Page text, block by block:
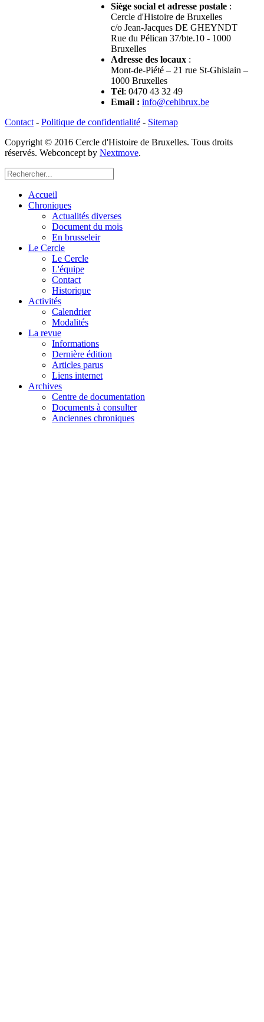
Siège social et adresse postale :
Cercle d'Histoire de Bruxelles
c/o Jean-Jacques DE GHEYNDT
Rue du Pélican 37/bte.10 - 1000
Bruxelles
Adresse des locaux :
Mont-de-Piété – 21 rue St-Ghislain –
1000 Bruxelles
Tél: 0470 43 32 49
Email : info@cehibrux.be
Contact - Politique de confidentialité - Sitemap
Copyright © 2016 Cercle d'Histoire de Bruxelles. Tous droits
réservés. Webconcept by Nextmove.
Accueil
Chroniques
Actualités diverses
Document du mois
En brusseleir
Le Cercle
Le Cercle
L'équipe
Contact
Historique
Activités
Calendrier
Modalités
La revue
Informations
Dernière édition
Articles parus
Liens internet
Archives
Centre de documentation
Documents à consulter
Anciennes chroniques